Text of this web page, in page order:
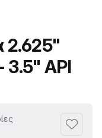
2.625"
3.5" API